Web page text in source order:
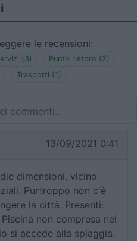
le recensioni:
(3)
Punto ristoro (2)
Trasporti (1)
13/09/2021 0:41
dimensioni, vicino
Purtroppo non c'è
la città. Presenti:
non compresa nel
si accede alla spiaggia.